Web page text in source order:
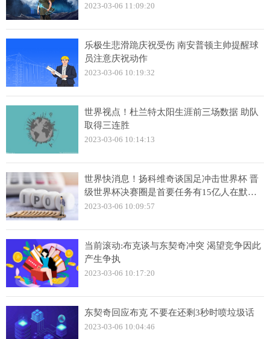
2023-03-06 11:09:20
乐极生悲滑跪庆祝受伤 南安普顿主帅提醒球
员注意庆祝动作
2023-03-06 10:19:32
世界视点！杜兰特太阳生涯前三场数据 助队
取得三连胜
2023-03-06 10:14:13
世界快消息！扬科维奇谈国足冲击世界杯 晋
级世界杯决赛圈是首要任务有15亿人在默默
关注
2023-03-06 10:09:57
当前滚动:布克谈与东契奇冲突 渴望竞争因此
产生争执
2023-03-06 10:17:20
东契奇回应布克 不要在还剩3秒时喷垃圾话
2023-03-06 10:04:46